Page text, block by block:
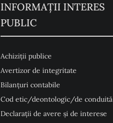
INFORMAȚII INTERES
PUBLIC
Achiziții publice
Avertizor de integritate
Bilanțuri contabile
Cod etic/deontologic/de conduită
Declarații de avere și de interese